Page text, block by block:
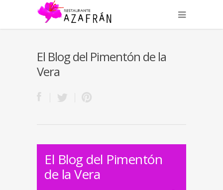
El Blog del Pimentón de la
Vera
El Blog del Pimentón
de la Vera